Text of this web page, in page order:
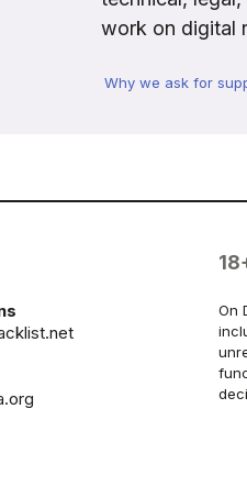
work on digital
Why we ask for
On